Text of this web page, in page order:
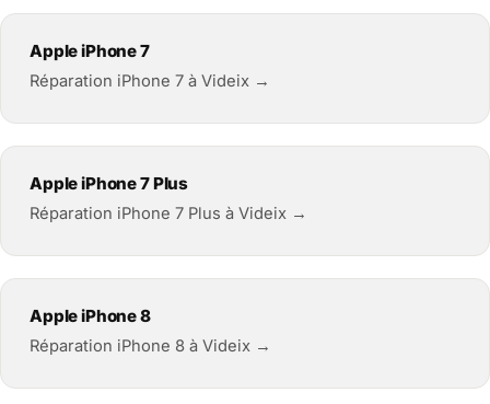
Apple iPhone 7
Réparation iPhone 7 à Videix →
Apple iPhone 7 Plus
Réparation iPhone 7 Plus à Videix →
Apple iPhone 8
Réparation iPhone 8 à Videix →